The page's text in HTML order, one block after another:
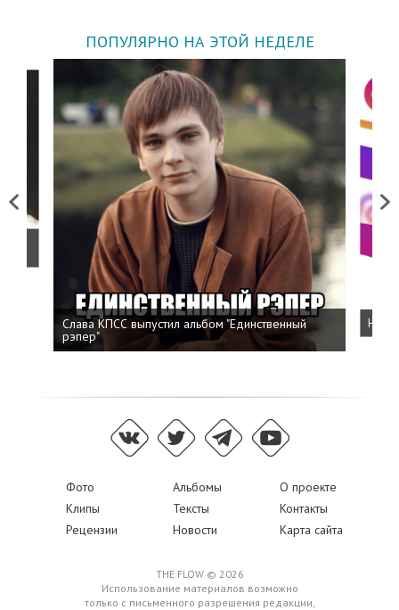
ПОПУЛЯРНО НА ЭТОЙ НЕДЕЛЕ
Previous
Слава КПСС выпустил альбом "Единственный
рэпер"
Next
Фото Альбомы
О проекте
Клипы
Тексты
Контакты
Рецензии
Новости Карта сайта
THE FLOW © 2026
Использование материалов возможно
только с письменного разрешения редакции,